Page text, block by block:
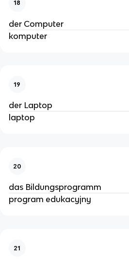
18
der Computer
komputer
19
der Laptop
laptop
20
das Bildungsprogramm
program edukacyjny
21